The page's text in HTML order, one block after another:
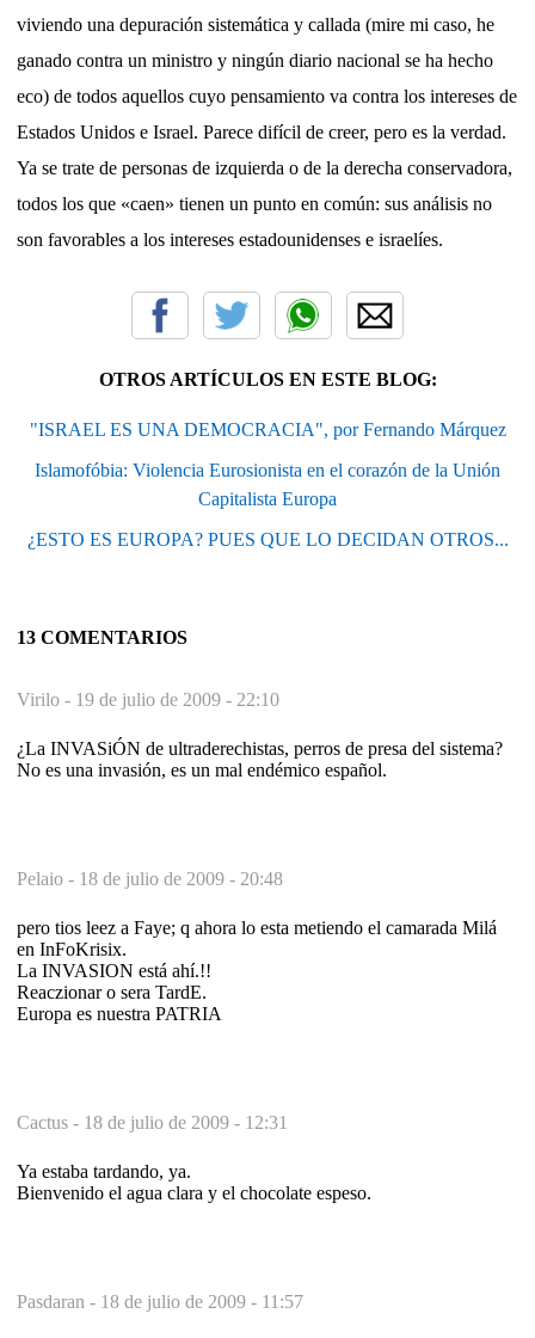
viviendo una depuración sistemática y callada (mire mi caso, he
ganado contra un ministro y ningún diario nacional se ha hecho
eco) de todos aquellos cuyo pensamiento va contra los intereses de
Estados Unidos e Israel. Parece difícil de creer, pero es la verdad.
Ya se trate de personas de izquierda o de la derecha conservadora,
todos los que «caen» tienen un punto en común: sus análisis no
son favorables a los intereses estadounidenses e israelíes.
OTROS ARTÍCULOS EN ESTE BLOG:
"ISRAEL ES UNA DEMOCRACIA", por Fernando Márquez
Islamofóbia: Violencia Eurosionista en el corazón de la Unión
Capitalista Europa
¿ESTO ES EUROPA? PUES QUE LO DECIDAN OTROS...
13 COMENTARIOS
Virilo - 19 de julio de 2009 - 22:10
¿La INVASiÓN de ultraderechistas, perros de presa del sistema?
No es una invasión, es un mal endémico español.
Pelaio - 18 de julio de 2009 - 20:48
pero tios leez a Faye; q ahora lo esta metiendo el camarada Milá
en InFoKrisix.
La INVASION está ahí.!!
Reaczionar o sera TardE.
Europa es nuestra PATRIA
Cactus - 18 de julio de 2009 - 12:31
Ya estaba tardando, ya.
Bienvenido el agua clara y el chocolate espeso.
Pasdaran - 18 de julio de 2009 - 11:57